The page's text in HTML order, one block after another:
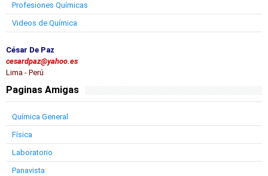
Profesiones Químicas
Videos de Química
César De Paz
cesardpaz@yahoo.es
Lima - Perú
Paginas Amigas
Química General
Física
Laboratorio
Panavista